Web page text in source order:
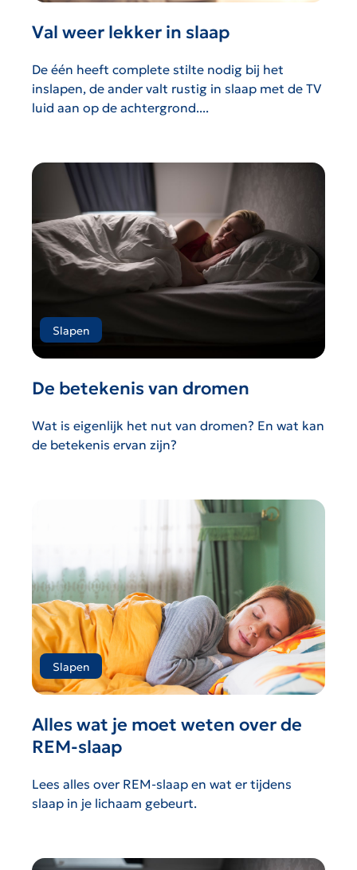
Val weer lekker in slaap
De één heeft complete stilte nodig bij het
inslapen, de ander valt rustig in slaap met de TV
luid aan op de achtergrond....
Slapen
De betekenis van dromen
Wat is eigenlijk het nut van dromen? En wat kan
de betekenis ervan zijn?
Slapen
Alles wat je moet weten over de
REM-slaap
Lees alles over REM-slaap en wat er tijdens
slaap in je lichaam gebeurt.